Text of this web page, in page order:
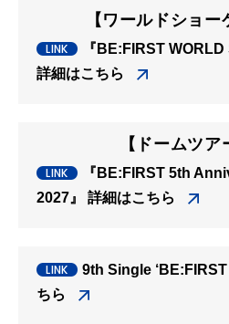
【ワールドショー
『BE:FIRST
詳細はこちら
【ドームツア
『BE:FIRST 5th
2027』 詳細はこちら
9th Single ‘BE:FIRST
ちら